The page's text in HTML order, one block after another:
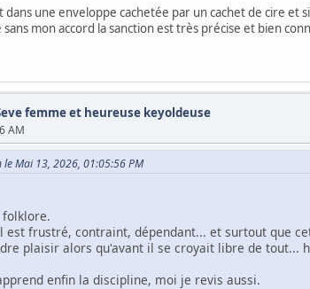
dans une enveloppe cachetée par un cachet de cire et
sans mon accord la sanction est très précise et bien
femme et heureuse keyoldeuse
AM
le Mai 13, 2026, 01:05:56 PM
folklore.
est frustré, contraint, dépendant... et surtout que
plaisir alors qu'avant il se croyait libre de tout...
enfin la discipline, moi je revis aussi.